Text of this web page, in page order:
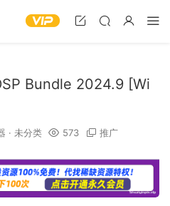
Bundle 2024.9 [Wi
· 未分类 573 推广